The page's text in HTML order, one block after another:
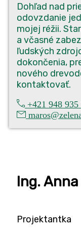
Dohľad nad
odo­vzda­nie
mojej réžii.
a včas­né
ľud­ských
dokon­če­nia,
nové­ho
kontaktovať.
+421 948 935
Ing.
Pro­jek­tant­ka